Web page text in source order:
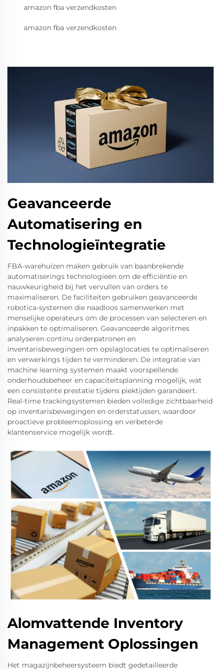
amazon fba verzendkosten
amazon fba verzendkosten
Geavanceerde
Automatisering en
Technologieïntegratie
FBA-warehuizen maken gebruik van baanbrekende
automatiserings technologieën om de efficiëntie en
nauwkeurigheid bij het vervullen van orders te
maximaliseren. De faciliteiten gebruiken geavanceerde
robotica-systemen die naadloos samenwerken met
menselijke operateurs om de processen van selecteren en
inpakken te optimaliseren. Geavanceerde algoritmes
analyseren continu orderpatronen en
inventarisbewegingen om opslaglocaties te optimaliseren
en verwerkings tijden te verminderen. De integratie van
machine learning systemen maakt voorspellende
onderhoudsbeheer en capaciteitsplanning mogelijk, wat
een consistente prestatie tijdens piektijden garandeert.
Real-time trackingsystemen bieden volledige zichtbaarheid
op inventarisbewegingen en orderstatussen, waardoor
proactieve probleemoplossing en verbeterde
klantenservice mogelijk wordt.
Alomvattende Inventory
Management Oplossingen
Het magazijnbeheersysteem biedt gedetailleerde